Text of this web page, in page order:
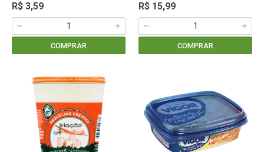
R$ 3,59
COMPRAR
R$ 15,99
COMPRAR